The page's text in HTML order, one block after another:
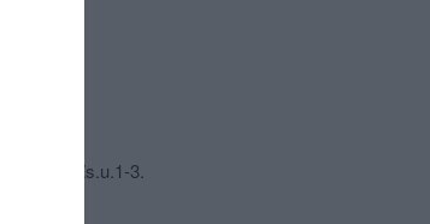
Bajcsy-Zs.u.1-3.